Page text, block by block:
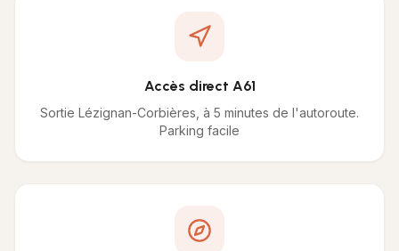
Accès direct A61
Sortie Lézignan-Corbières, à 5 minutes de l'autoroute.
Parking facile